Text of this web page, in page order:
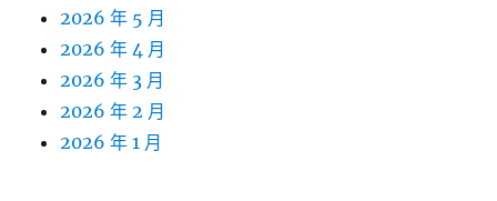
2026 年 5 月
2026 年 4 月
2026 年 3 月
2026 年 2 月
2026 年 1 月